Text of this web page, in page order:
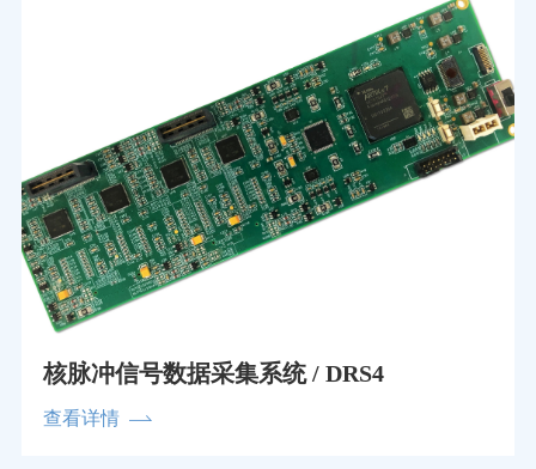
核脉冲信号数据采集系统 / DRS4
查看详情